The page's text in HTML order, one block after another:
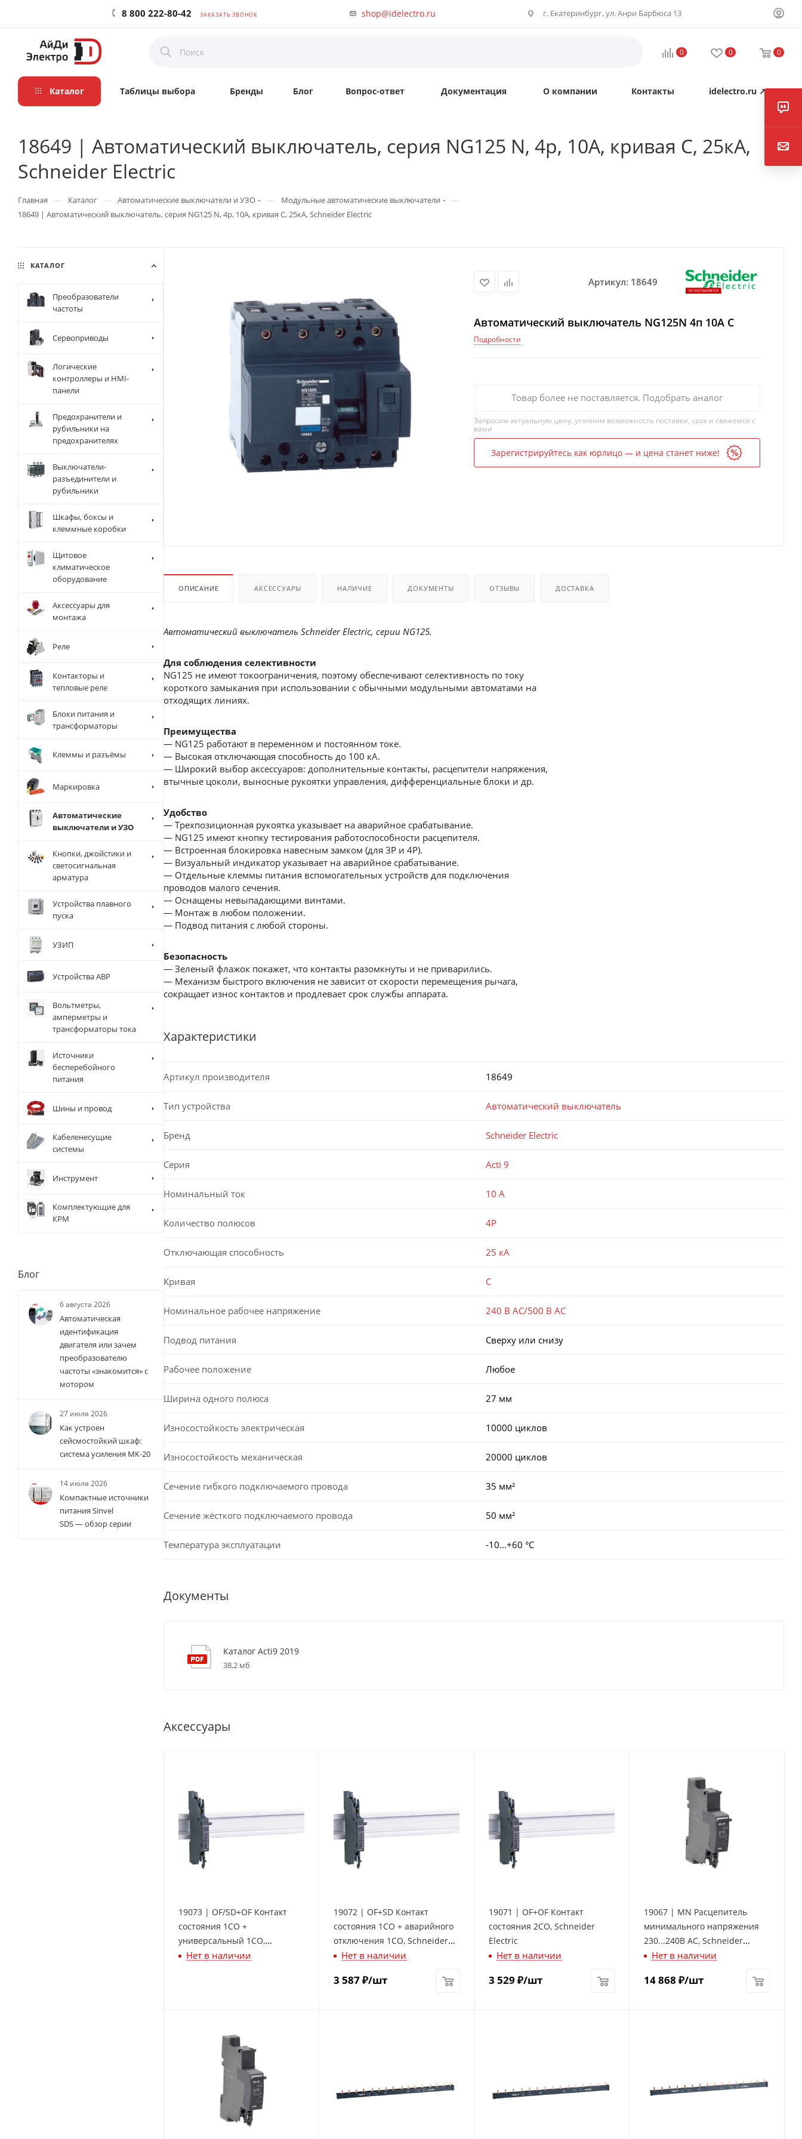
8 800 222-80-42 ЗАКАЗАТЬ ЗВОНОК shop@idelectro.ru г. Екатеринбург, ул. Анри Барбюса 13
0 0 0
Каталог Таблицы выбора Бренды Блог Вопрос-ответ Документация О компании Контакты idelectro.ru ↗
18649 | Автоматический выключатель, серия NG125 N, 4p, 10А, кривая C, 25кА,
Schneider Electric
Главная — Каталог — Автоматические выключатели и УЗО — Модульные автоматические выключатели —
18649 | Автоматический выключатель, серия NG125 N, 4p, 10А, кривая C, 25кА, Schneider Electric
Артикул: 18649
Автоматический выключатель NG125N 4п 10A C
Подробности
Товар более не поставляется. Подобрать аналог
Запросим актуальную цену, уточним возможность поставки, срок и свяжемся с
вами
Зарегистрируйтесь как юрлицо — и цена станет ниже!
ОПИСАНИЕ АКСЕССУАРЫ НАЛИЧИЕ ДОКУМЕНТЫ ОТЗЫВЫ ДОСТАВКА
Автоматический выключатель Schneider Electric, серии NG125.
Для соблюдения селективности
NG125 не имеют токоограничения, поэтому обеспечивают селективность по току
короткого замыкания при использовании с обычными модульными автоматами на
отходящих линиях.
Преимущества
— NG125 работают в переменном и постоянном токе.
— Высокая отключающая способность до 100 кА.
— Широкий выбор аксессуаров: дополнительные контакты, расцепители напряжения,
втычные цоколи, выносные рукоятки управления, дифференциальные блоки и др.
Удобство
— Трехпозиционная рукоятка указывает на аварийное срабатывание.
— NG125 имеют кнопку тестирования работоспособности расцепителя.
— Встроенная блокировка навесным замком (для 3Р и 4Р).
— Визуальный индикатор указывает на аварийное срабатывание.
— Отдельные клеммы питания вспомогательных устройств для подключения
проводов малого сечения.
— Оснащены невыпадающими винтами.
— Монтаж в любом положении.
— Подвод питания с любой стороны.
Безопасность
— Зеленый флажок покажет, что контакты разомкнуты и не приварились.
— Механизм быстрого включения не зависит от скорости перемещения рычага,
сокращает износ контактов и продлевает срок службы аппарата.
Характеристики
Артикул производителя 18649
Тип устройства Автоматический выключатель
Бренд Schneider Electric
Серия Acti 9
Номинальный ток 10 А
Количество полюсов 4P
Отключающая способность 25 кА
Кривая C
Номинальное рабочее напряжение 240 В AC/500 В AC
Подвод питания Сверху или снизу
Рабочее положение Любое
Ширина одного полюса 27 мм
Износостойкость электрическая 10000 циклов
Износостойкость механическая 20000 циклов
Сечение гибкого подключаемого провода 35 мм²
Сечение жёсткого подключаемого провода 50 мм²
Температура эксплуатации -10...+60 °С
Документы
Каталог Acti9 2019
38,2 мб
Аксессуары
19073 | OF/SD+OF Контакт
состояния 1СО +
универсальный 1СО,
Schneider Electric
Нет в наличии
19072 | OF+SD Контакт
состояния 1СО + аварийного
отключения 1СО, Schneider
Electric
Нет в наличии
3 587₽/шт
19071 | OF+OF Контакт
состояния 2СО, Schneider
Electric
Нет в наличии
3 529 ₽/шт
19067 | MN Расцепитель
минимального напряжения
230...240В AC, Schneider
Electric
Нет в наличии
14 868 ₽/шт
КАТАЛОГ
Преобразователи
частоты
Сервоприводы
Логические
контроллеры и HMI-
панели
Предохранители и
рубильники на
предохранителях
Выключатели-
разъединители и
рубильники
Шкафы, боксы и
клеммные коробки
Щитовое
климатическое
оборудование
Аксессуары для
монтажа
Реле
Контакторы и
тепловые реле
Блоки питания и
трансформаторы
Клеммы и разъёмы
Маркировка
Автоматические
выключатели и УЗО
Кнопки, джойстики и
светосигнальная
арматура
Устройства плавного
пуска
УЗИП
Устройства АВР
Вольтметры,
амперметры и
трансформаторы тока
Источники
бесперебойного
питания
Шины и провод
Кабеленесущие
системы
Инструмент
Комплектующие для
КРМ
Блог
6 августа 2026
Автоматическая
идентификация
двигателя или зачем
преобразователю
частоты «знакомится» с
мотором
27 июля 2026
Как устроен
сейсмостойкий шкаф:
система усиления МК-20
14 июля 2026
Компактные источники
питания Sinvel
SDS — обзор серии